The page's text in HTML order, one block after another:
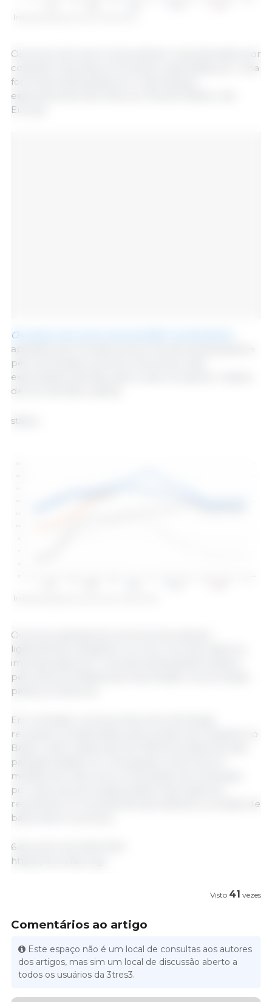
Os preços da carne ovina subiram, impulsionados por
cotações mais altas na Oceania, sustentadas por uma
forte demanda global por importações,
especialmente da China, do Oriente Médio e da
Europa.
Os preços da carne suína também aumentaram
apoiados pelo fortalecimento da demanda global e
pelo acentuado aumento dos preços das
exportações alemãs, após o país recuperar o status
de livre de febre aftosa.
status.
Os preços globais da carne bovina subiram
ligeiramente, atingindo um novo recorde histórico,
impulsionados por uma demanda global sólida e
pela oferta limitada para exportação nos principais
países produtores.
Em contraste, os preços da carne de frango
recuaram, pressionados pela queda nas cotações no
Brasil, onde a detecção de influenza aviária de alta
patogenicidade em uma granja comercial em
meados de maio levou à imposição de embargos
por vários dos principais países importadores,
resultando em excedentes abundantes e pressão de
baixa sobre os preços.
6 de junho de 2025 /FAO
https://www.fao.org/
Visto 41 vezes
Comentários ao artigo
Este espaço não é um local de consultas aos autores
dos artigos, mas sim um local de discussão aberto a
todos os usuários da 3tres3.